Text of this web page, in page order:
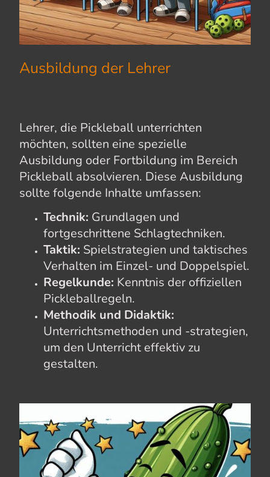
Ausbildung der Lehrer
Lehrer, die Pickleball unterrichten
möchten, sollten eine spezielle
Ausbildung oder Fortbildung im Bereich
Pickleball absolvieren. Diese Ausbildung
sollte folgende Inhalte umfassen:
Technik: Grundlagen und
fortgeschrittene Schlagtechniken.
Taktik: Spielstrategien und taktisches
Verhalten im Einzel- und Doppelspiel.
Regelkunde: Kenntnis der offiziellen
Pickleballregeln.
Methodik und Didaktik:
Unterrichtsmethoden und -strategien,
um den Unterricht effektiv zu
gestalten.